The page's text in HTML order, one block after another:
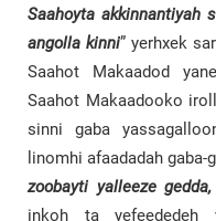
Saahoyta akkinnantiyah
angolla kinni” yerhxek
Saahot Makaadod
Saahot Makaadooko
sinni gaba
linomhi afaadadah gaba-
zoobayti yalleeze
inkoh ta yefeededeh